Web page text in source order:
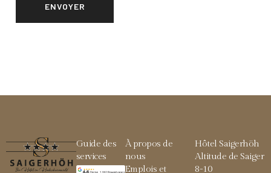
Guide des
services
À propos de
nous
Emplois et
Hôtel Saigerhöh
Altitude de Saiger
8-10